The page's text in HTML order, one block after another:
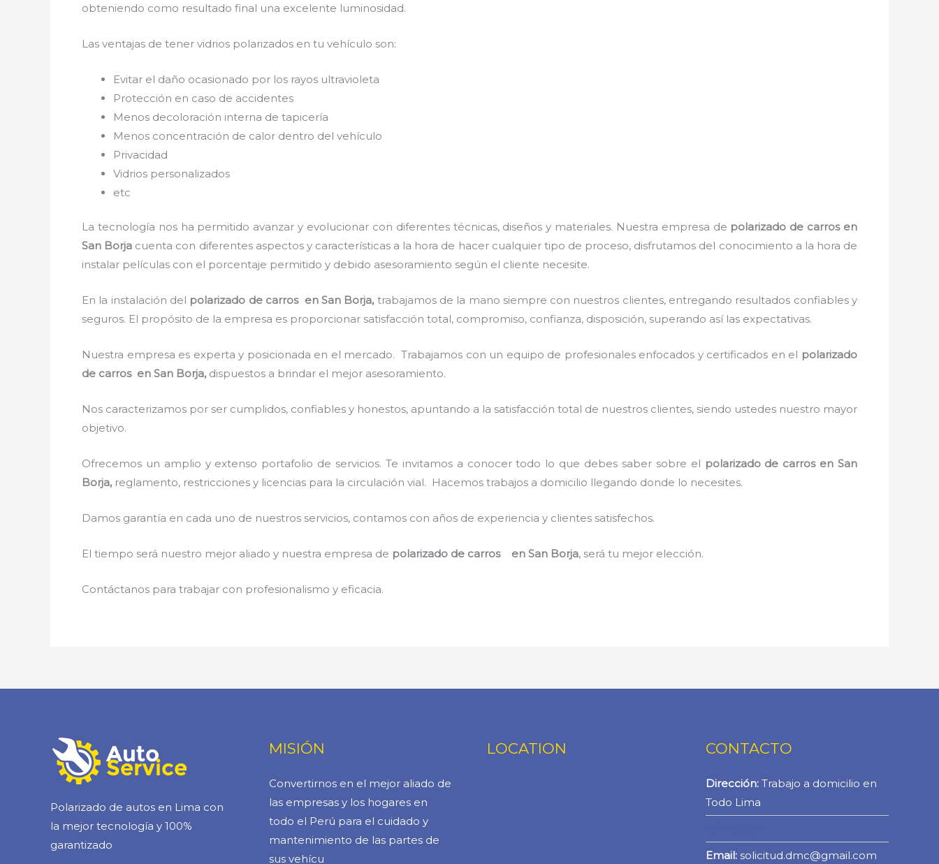
obteniendo como resultado final una excelente luminosidad.
Las ventajas de tener vidrios polarizados en tu vehículo son:
Evitar el daño ocasionado por los rayos ultravioleta
Protección en caso de accidentes
Menos decoloración interna de tapicería
Menos concentración de calor dentro del vehículo
Privacidad
Vidrios personalizados
etc
La tecnología nos ha permitido avanzar y evolucionar con diferentes técnicas, diseños y materiales. Nuestra empresa de polarizado de carros en
San Borja cuenta con diferentes aspectos y características a la hora de hacer cualquier tipo de proceso, disfrutamos del conocimiento a la hora de
instalar películas con el porcentaje permitido y debido asesoramiento según el cliente necesite.
En la instalación del polarizado de carros en San Borja, trabajamos de la mano siempre con nuestros clientes, entregando resultados confiables y
seguros. El propósito de la empresa es proporcionar satisfacción total, compromiso, confianza, disposición, superando así las expectativas.
Nuestra empresa es experta y posicionada en el mercado. Trabajamos con un equipo de profesionales enfocados y certificados en el polarizado
de carros en San Borja, dispuestos a brindar el mejor asesoramiento.
Nos caracterizamos por ser cumplidos, confiables y honestos, apuntando a la satisfacción total de nuestros clientes, siendo ustedes nuestro mayor
objetivo.
Ofrecemos un amplio y extenso portafolio de servicios. Te invitamos a conocer todo lo que debes saber sobre el polarizado de carros en San
Borja, reglamento, restricciones y licencias para la circulación vial. Hacemos trabajos a domicilio llegando donde lo necesites.
Damos garantía en cada uno de nuestros servicios, contamos con años de experiencia y clientes satisfechos.
El tiempo será nuestro mejor aliado y nuestra empresa de polarizado de carros en San Borja, será tu mejor elección.
Contáctanos para trabajar con profesionalismo y eficacia.
Polarizado de autos en Lima con
la mejor tecnología y 100%
garantizado
MISIÓN
Convertirnos en el mejor aliado de
las empresas y los hogares en
todo el Perú para el cuidado y
mantenimiento de las partes de
sus vehícu
LOCATION CONTACTO
Dirección:Trabajo a domicilio en
Todo Lima
Email: solicitud.dmc@gmail.com